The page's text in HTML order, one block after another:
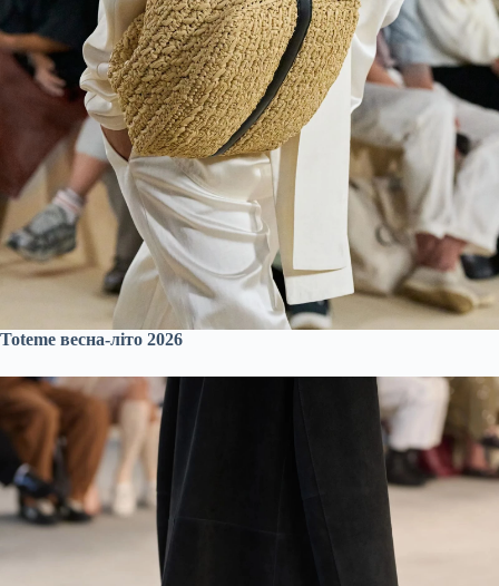
Toteme весна-літо 2026